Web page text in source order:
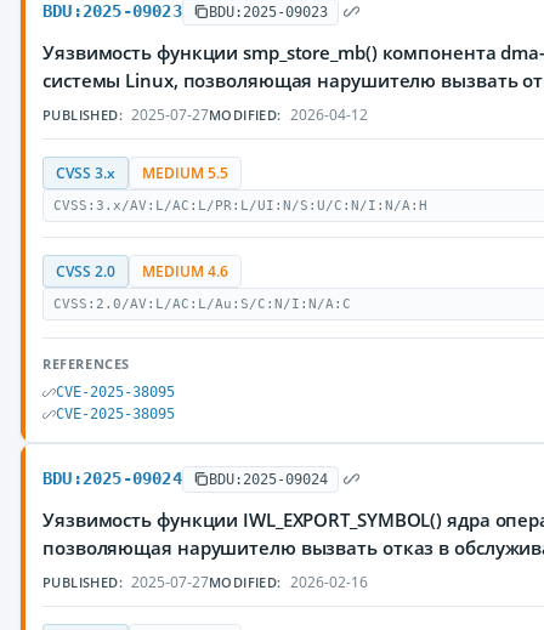
BDU:2025-09023 BDU:2025-09023
Уязвимость функции smp_store_mb() компонента
системы Linux, позволяющая нарушителю вызвать
PUBLISHED: 2025-07-27MODIFIED: 2026-04-12
CVSS 3.x MEDIUM 5.5
CVSS:3.x/AV:L/AC:L/PR:L/UI:N/S:U/C:N/I:N/A:H
CVSS 2.0 MEDIUM 4.6
CVSS:2.0/AV:L/AC:L/Au:S/C:N/I:N/A:C
REFERENCES
CVE-2025-38095
CVE-2025-38095
BDU:2025-09024 BDU:2025-09024
Уязвимость функции IWL_EXPORT_SYMBOL() ядра
позволяющая нарушителю вызвать отказ в
PUBLISHED: 2025-07-27MODIFIED: 2026-02-16